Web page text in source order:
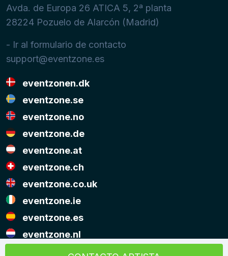
Avda. de Europa 26 ATICA 5, 2ª planta
28224 Pozuelo de Alarcón (Madrid)
- Ir al formulario de contacto
support@eventzone.es
eventzonen.dk
eventzone.se
eventzone.no
eventzone.de
eventzone.at
eventzone.ch
eventzone.co.uk
eventzone.ie
eventzone.es
eventzone.nl